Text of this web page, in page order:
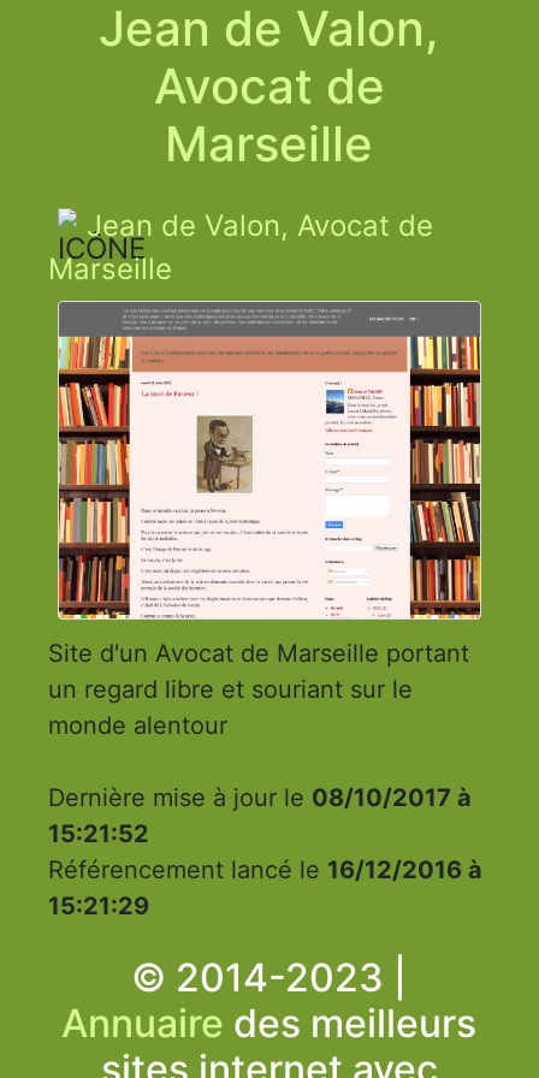
Jean de Valon,
Avocat de
Marseille
Jean de Valon, Avocat de
Marseille
Site d'un Avocat de Marseille portant
un regard libre et souriant sur le
monde alentour
Dernière mise à jour le 08/10/2017 à
15:21:52
Référencement lancé le 16/12/2016 à
15:21:29
© 2014-2023 |
Annuaire des meilleurs